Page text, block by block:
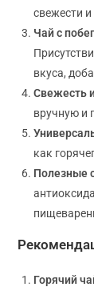
свежести
Чай с
вкуса,
Свежесть
вручную и
как
Полезные
Горячий